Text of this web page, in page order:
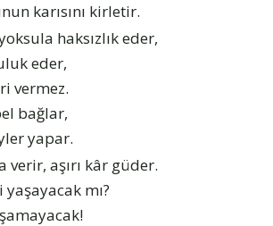
karısını kirletir.
haksızlık eder,
eder,
vermez.
bağlar,
yapar.
verir, aşırı kâr güder.
mı?